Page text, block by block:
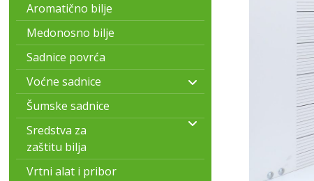
Aromatično bilje
Medonosno bilje
Sadnice povrća
Voćne sadnice
Šumske sadnice
Sredstva za
zaštitu bilja
Vrtni alat i pribor